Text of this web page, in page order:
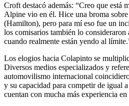
Croft destacó además: “Creo que está
Alpine vio en él. Hice una broma
(Hamilton), pero para mí eso fue un
los comisarios también lo consideraron
cuando realmente están yendo al
Los elogios hacia Colapinto se
Diversos medios especializados y
automovilismo internacional
y su capacidad para competir de igual
cuentan con mucha más experiencia en